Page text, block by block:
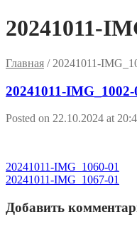
20241011-
Главная / 20241011-
20241011-IMG_1002-
Posted on 22.10.2024 at
20241011-IMG_1060-01
20241011-IMG_1067-01
Добавить